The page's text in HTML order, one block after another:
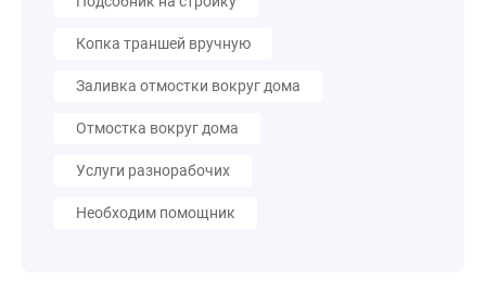
Копка траншей вручную
Заливка отмостки вокруг дома
Отмостка вокруг дома
Услуги разнорабочих
Необходим помощник